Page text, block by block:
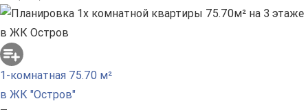
1-комнатная 75.70 м²
в ЖК "Остров"